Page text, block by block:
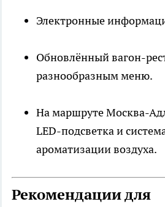
Электронные
Обновлённый вагон-
разнообразным меню.
На маршруте Москва-
LED-подсветка и
ароматизации воздуха.
Рекомендации для